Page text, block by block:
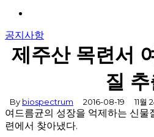
공지사항
제주산 목련서
질
By biospectrum 2016-08-19 11월
여드름균의 성장을 억제하는 신물
련에서 찾아냈다.